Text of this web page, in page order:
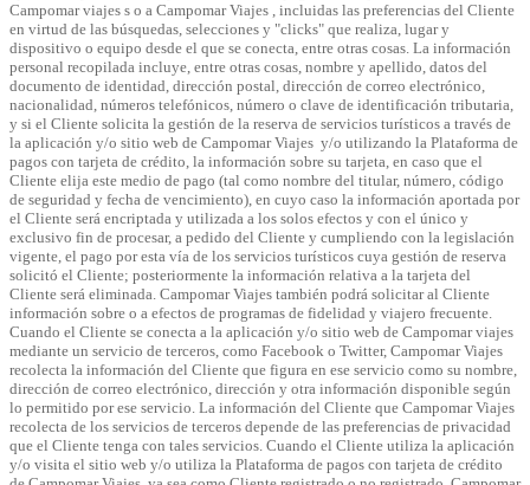
Campomar viajes s o a Campomar Viajes , incluidas las preferencias del Cliente
en virtud de las búsquedas, selecciones y "clicks" que realiza, lugar y
dispositivo o equipo desde el que se conecta, entre otras cosas. La información
personal recopilada incluye, entre otras cosas, nombre y apellido, datos del
documento de identidad, dirección postal, dirección de correo electrónico,
nacionalidad, números telefónicos, número o clave de identificación tributaria,
y si el Cliente solicita la gestión de la reserva de servicios turísticos a través de
la aplicación y/o sitio web de Campomar Viajes y/o utilizando la Plataforma de
pagos con tarjeta de crédito, la información sobre su tarjeta, en caso que el
Cliente elija este medio de pago (tal como nombre del titular, número, código
de seguridad y fecha de vencimiento), en cuyo caso la información aportada por
el Cliente será encriptada y utilizada a los solos efectos y con el único y
exclusivo fin de procesar, a pedido del Cliente y cumpliendo con la legislación
vigente, el pago por esta vía de los servicios turísticos cuya gestión de reserva
solicitó el Cliente; posteriormente la información relativa a la tarjeta del
Cliente será eliminada. Campomar Viajes también podrá solicitar al Cliente
información sobre o a efectos de programas de fidelidad y viajero frecuente.
Cuando el Cliente se conecta a la aplicación y/o sitio web de Campomar viajes
mediante un servicio de terceros, como Facebook o Twitter, Campomar Viajes
recolecta la información del Cliente que figura en ese servicio como su nombre,
dirección de correo electrónico, dirección y otra información disponible según
lo permitido por ese servicio. La información del Cliente que Campomar Viajes
recolecta de los servicios de terceros depende de las preferencias de privacidad
que el Cliente tenga con tales servicios. Cuando el Cliente utiliza la aplicación
y/o visita el sitio web y/o utiliza la Plataforma de pagos con tarjeta de crédito